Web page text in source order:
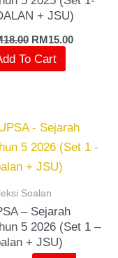
+ JSU)
18.00 RM15.00
To Cart
Soalan
– Sejarah
5 2026 (Set 1 –
+ JSU)